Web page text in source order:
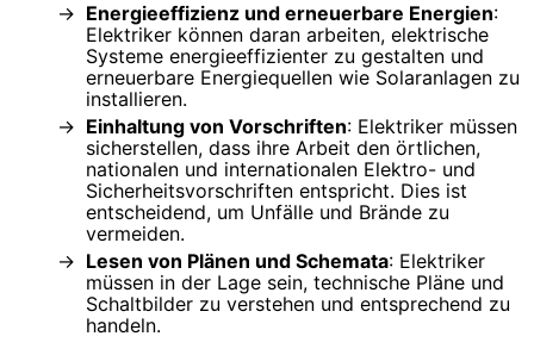
Energieeffizienz und erneuerbare Energien:
Elektriker können daran arbeiten, elektrische
Systeme energieeffizienter zu gestalten und
erneuerbare Energiequellen wie Solaranlagen zu
installieren.
Einhaltung von Vorschriften: Elektriker müssen
sicherstellen, dass ihre Arbeit den örtlichen,
nationalen und internationalen Elektro- und
Sicherheitsvorschriften entspricht. Dies ist
entscheidend, um Unfälle und Brände zu
vermeiden.
Lesen von Plänen und Schemata: Elektriker
müssen in der Lage sein, technische Pläne und
Schaltbilder zu verstehen und entsprechend zu
handeln.